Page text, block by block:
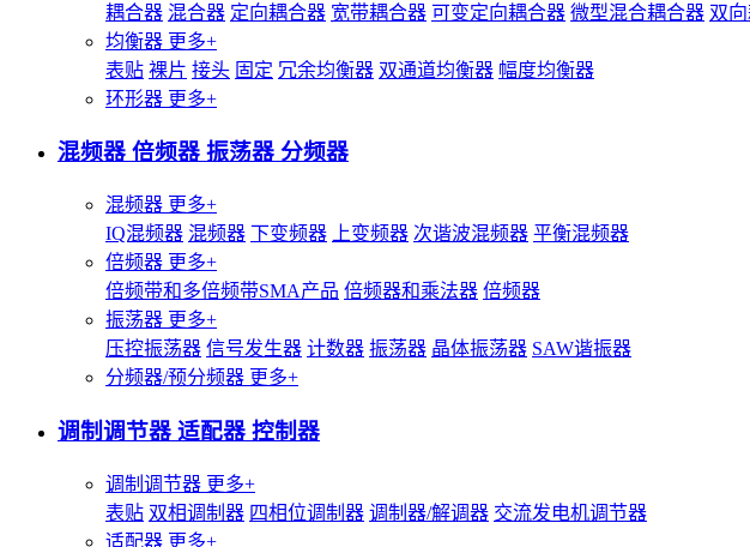
耦合器 混合器 定向耦合器 宽带耦合器 可变定向耦合器 微型混合耦合器 双
均衡器 更多+
表贴 裸片 接头 固定 冗余均衡器 双通道均衡器 幅度均衡器
环形器 更多+
混频器 倍频器 振荡器 分频器
混频器 更多+
IQ混频器 混频器 下变频器 上变频器 次谐波混频器 平衡混频器
倍频器 更多+
倍频带和多倍频带SMA产品 倍频器和乘法器 倍频器
振荡器 更多+
压控振荡器 信号发生器 计数器 振荡器 晶体振荡器 SAW谐振器
分频器/预分频器 更多+
调制调节器 适配器 控制器
调制调节器 更多+
表贴 双相调制器 四相位调制器 调制器/解调器 交流发电机调节器
适配器 更多+